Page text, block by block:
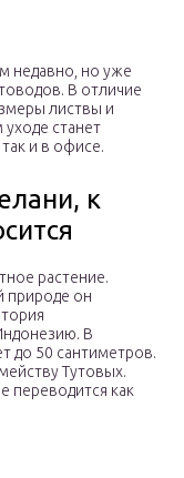
недавно, но уже
В отличие
листвы и
станет
и в офисе.
к
растение.
природе он
В
до 50 сантиметров.
Тутовых.
переводится как